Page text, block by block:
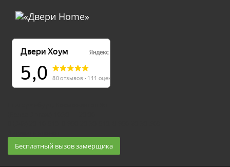
Бесплатный вызов замерщика